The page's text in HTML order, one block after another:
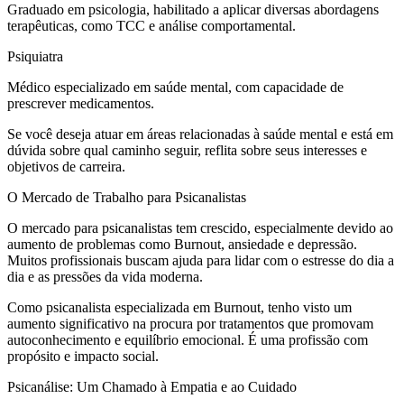
Graduado em psicologia, habilitado a aplicar diversas abordagens
terapêuticas, como TCC e análise comportamental.
Psiquiatra
Médico especializado em saúde mental, com capacidade de
prescrever medicamentos.
Se você deseja atuar em áreas relacionadas à saúde mental e está em
dúvida sobre qual caminho seguir, reflita sobre seus interesses e
objetivos de carreira.
O Mercado de Trabalho para Psicanalistas
O mercado para psicanalistas tem crescido, especialmente devido ao
aumento de problemas como Burnout, ansiedade e depressão.
Muitos profissionais buscam ajuda para lidar com o estresse do dia a
dia e as pressões da vida moderna.
Como psicanalista especializada em Burnout, tenho visto um
aumento significativo na procura por tratamentos que promovam
autoconhecimento e equilíbrio emocional. É uma profissão com
propósito e impacto social.
Psicanálise: Um Chamado à Empatia e ao Cuidado